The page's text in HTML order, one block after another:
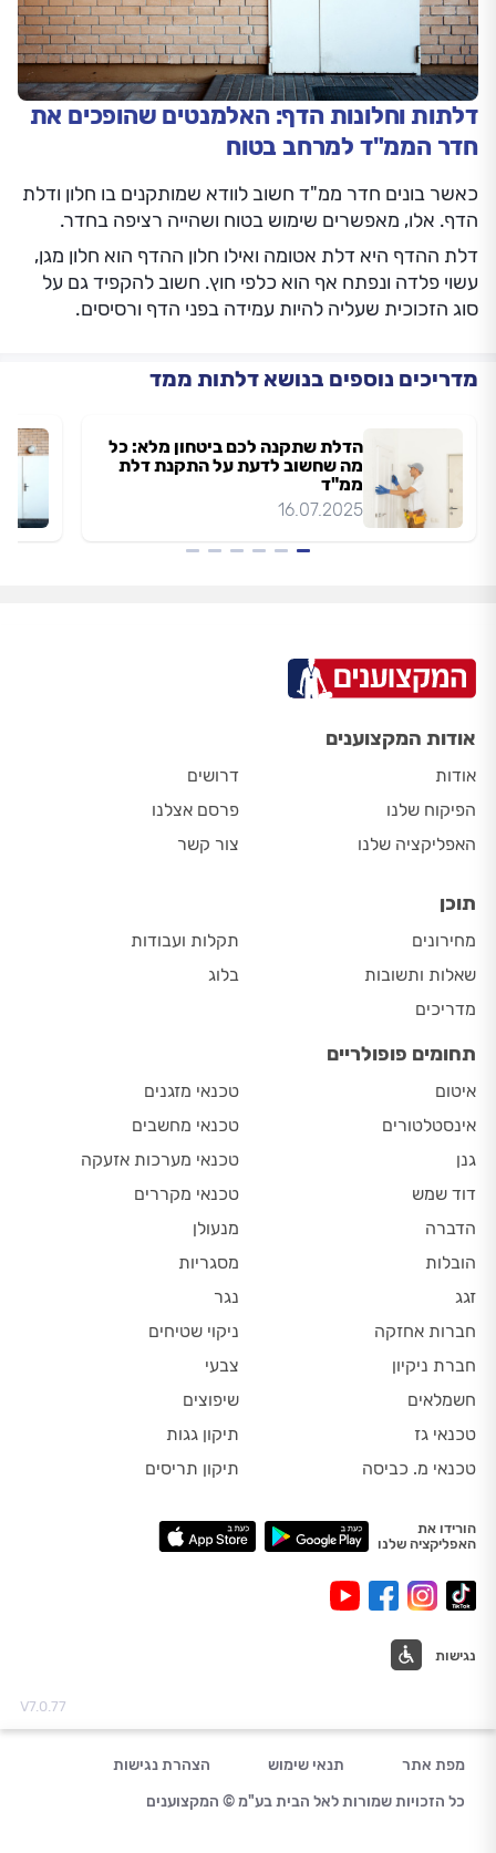
דלתות וחלונות הדף: האלמנטים שהופכים את
חדר הממ"ד למרחב בטוח
כאשר בונים חדר ממ"ד חשוב לוודא שמותקנים בו חלון ודלת
הדף. אלו, מאפשרים שימוש בטוח ושהייה רציפה בחדר.
דלת ההדף היא דלת אטומה ואילו חלון ההדף הוא חלון מגן,
עשוי פלדה ונפתח אף הוא כלפי חוץ. חשוב להקפיד גם על
סוג הזכוכית שעליה להיות עמידה בפני הדף ורסיסים.
מדריכים נוספים בנושא דלתות ממד
הדלת שתקנה לכם ביטחון מלא: כל
מה שחשוב לדעת על התקנת דלת
ממ"ד
16.07.2025
אודות המקצוענים
אודות
הפיקוח שלנו
האפליקציה שלנו
דרושים
פרסם אצלנו
צור קשר
תוכן
מחירונים
שאלות ותשובות
מדריכים
תקלות ועבודות
בלוג
תחומים פופולריים
איטום
אינסטלטורים
גנן
דוד שמש
הדברה
הובלות
זגג
חברות אחזקה
חברת ניקיון
חשמלאים
טכנאי גז
טכנאי מ. כביסה
טכנאי מזגנים
טכנאי מחשבים
טכנאי מערכות אזעקה
טכנאי מקררים
מנעולן
מסגריות
נגר
ניקוי שטיחים
צבעי
שיפוצים
תיקון גגות
תיקון תריסים
הורידו את
האפליקציה שלנו
נגישות
V7.0.77
מפת אתר תנאי שימוש
הצהרת נגישות
כל הזכויות שמורות לאל הבית בע"מ © המקצוענים